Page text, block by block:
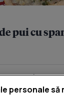
pui cu
personale